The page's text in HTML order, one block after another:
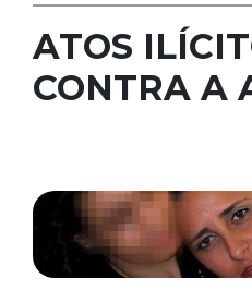
ATOS
CONTRA A